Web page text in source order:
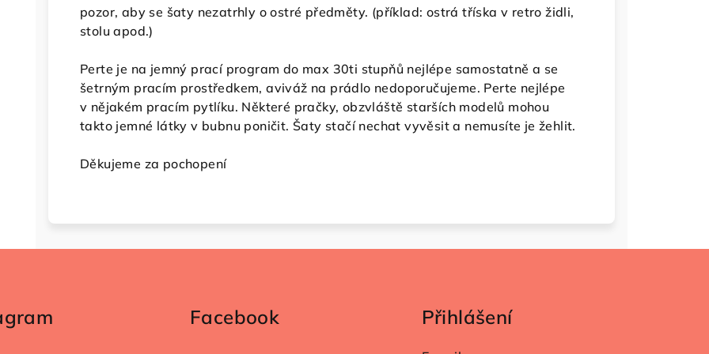
pozor, aby se šaty nezatrhly o ostré předměty. (příklad: ostrá tříska v retro židli,
stolu apod.)
Perte je na jemný prací program do max 30ti stupňů nejlépe samostatně a se
šetrným pracím prostředkem, aviváž na prádlo nedoporučujeme. Perte nejlépe
v nějakém pracím pytlíku. Některé pračky, obzvláště starších modelů mohou
takto jemné látky v bubnu poničit. Šaty stačí nechat vyvěsit a nemusíte je žehlit.
Děkujeme za pochopení
Facebook Přihlášení